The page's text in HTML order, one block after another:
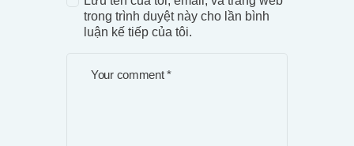
trong trình duyệt này cho lần bình
luận kế tiếp của tôi.